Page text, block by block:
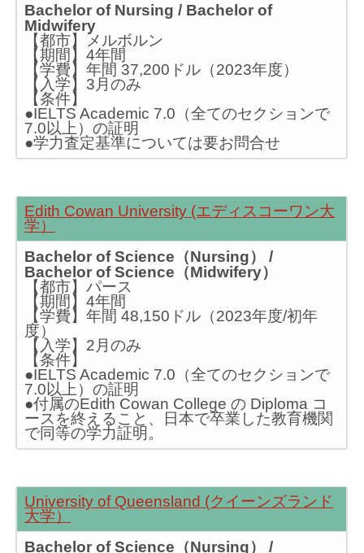
Bachelor of Nursing / Bachelor of
Midwifery
【都市】メルボルン
【期間】4年間
【学費】年間 37,200ドル（2023年度）
【入学】3月のみ
【条件】
●IELTS Academic 7.0（全てのセクションで
7.0以上）の証明
●学力査定基準については要お問合せ
Edith Cowan University (エディスコーワン大
学）
Bachelor of Science（Nursing） /
Bachelor of Science（Midwifery）
【都市】パース
【期間】4年間
【学費】年間 48,150ドル（2023年度/初年
度）
【入学】2月のみ
【条件】
●IELTS Academic 7.0（全てのセクションで
7.0以上）の証明
●付属のEdith Cowan College の Diploma コ
ースを終えること、日本で卒業した教育機関
で同等の学力証明。
University of Queensland (クイーンズランド
大学）
Bachelor of Science（Nursing） /